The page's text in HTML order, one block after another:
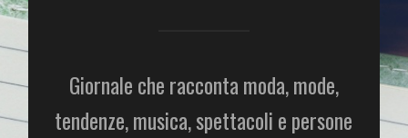
Giornale che racconta moda, mode,
tendenze, musica, spettacoli e persone